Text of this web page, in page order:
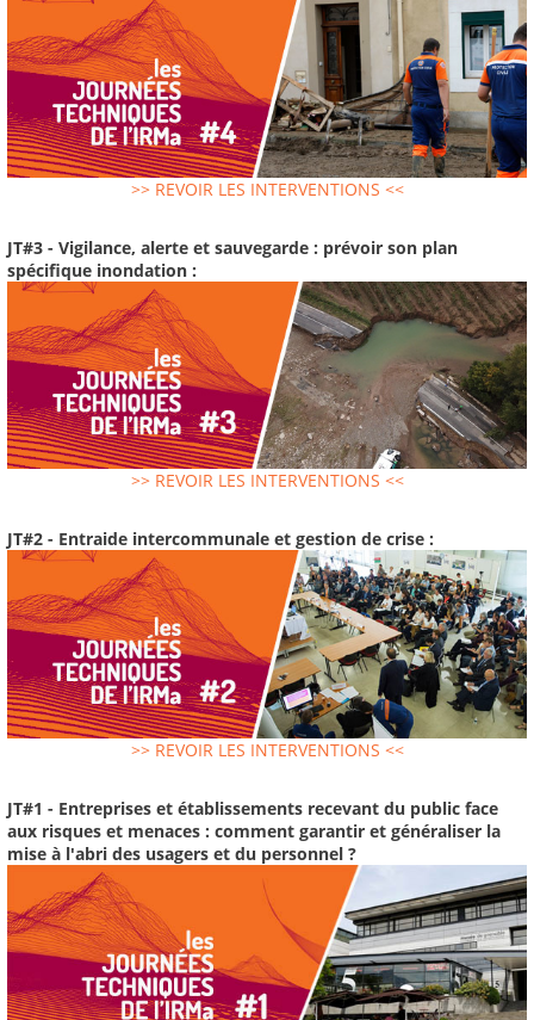
>> REVOIR LES INTERVENTIONS <<
JT#3 - Vigilance, alerte et sauvegarde : prévoir son plan
spécifique inondation :
>> REVOIR LES INTERVENTIONS <<
JT#2 - Entraide intercommunale et gestion de crise :
>> REVOIR LES INTERVENTIONS <<
JT#1 - Entreprises et établissements recevant du public face
aux risques et menaces : comment garantir et généraliser la
mise à l'abri des usagers et du personnel ?